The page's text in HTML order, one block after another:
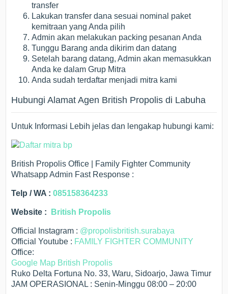
transfer
Lakukan transfer dana sesuai nominal paket
kemitraan yang Anda pilih
Admin akan melakukan packing pesanan Anda
Tunggu Barang anda dikirim dan datang
Setelah barang datang, Admin akan memasukkan
Anda ke dalam Grup Mitra
Anda sudah terdaftar menjadi mitra kami
Hubungi Alamat Agen British Propolis di Labuha
Untuk Informasi Lebih jelas dan lengakap hubungi kami:
British Propolis Office | Family Fighter Community
Whatsapp Admin Fast Response :
Telp / WA :085158364233
Website : British Propolis
Official Instagram : @propolisbritish.surabaya
Official Youtube : FAMILY FIGHTER COMMUNITY
Office:
Google Map British Propolis
Ruko Delta Fortuna No. 33, Waru, Sidoarjo, Jawa Timur
JAM OPERASIONAL : Senin-Minggu 08:00 – 20:00